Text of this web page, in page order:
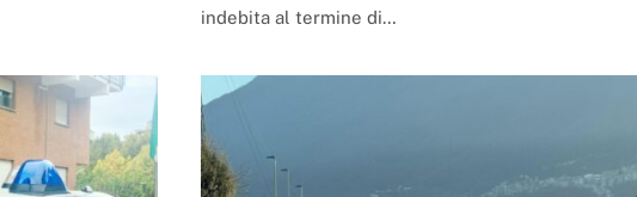
indebita al termine di…